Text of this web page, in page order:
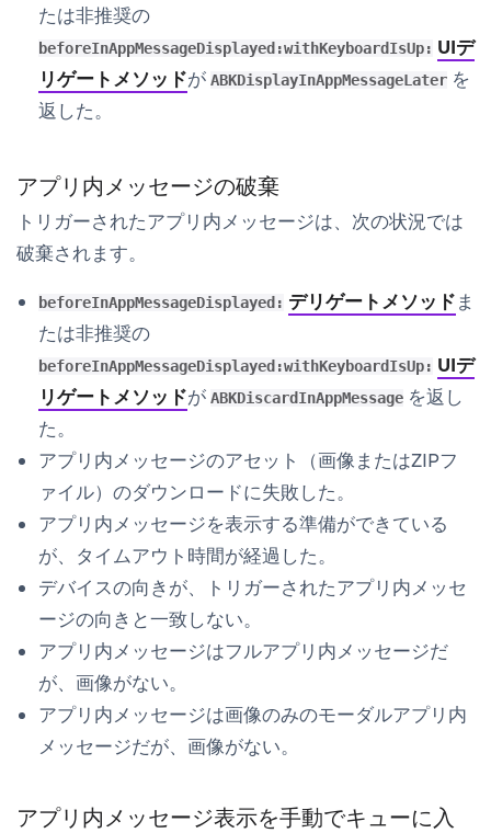
たは非推奨の
beforeInAppMessageDisplayed:withKeyboardIsUp: UIデ
リゲートメソッドが ABKDisplayInAppMessageLater を
返した。
アプリ内メッセージの破棄
トリガーされたアプリ内メッセージは、次の状況では
破棄されます。
beforeInAppMessageDisplayed: デリゲートメソッドま
たは非推奨の
beforeInAppMessageDisplayed:withKeyboardIsUp: UIデ
リゲートメソッドが ABKDiscardInAppMessage を返し
た。
アプリ内メッセージのアセット（画像またはZIPフ
ァイル）のダウンロードに失敗した。
アプリ内メッセージを表示する準備ができている
が、タイムアウト時間が経過した。
デバイスの向きが、トリガーされたアプリ内メッセ
ージの向きと一致しない。
アプリ内メッセージはフルアプリ内メッセージだ
が、画像がない。
アプリ内メッセージは画像のみのモーダルアプリ内
メッセージだが、画像がない。
アプリ内メッセージ表示を手動でキューに入